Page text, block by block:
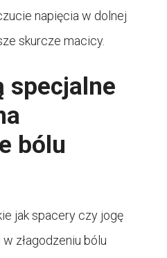
napięcia w dolnej
skurcze macicy.
specjalne
bólu
jak spacery czy jogę
złagodzeniu bólu